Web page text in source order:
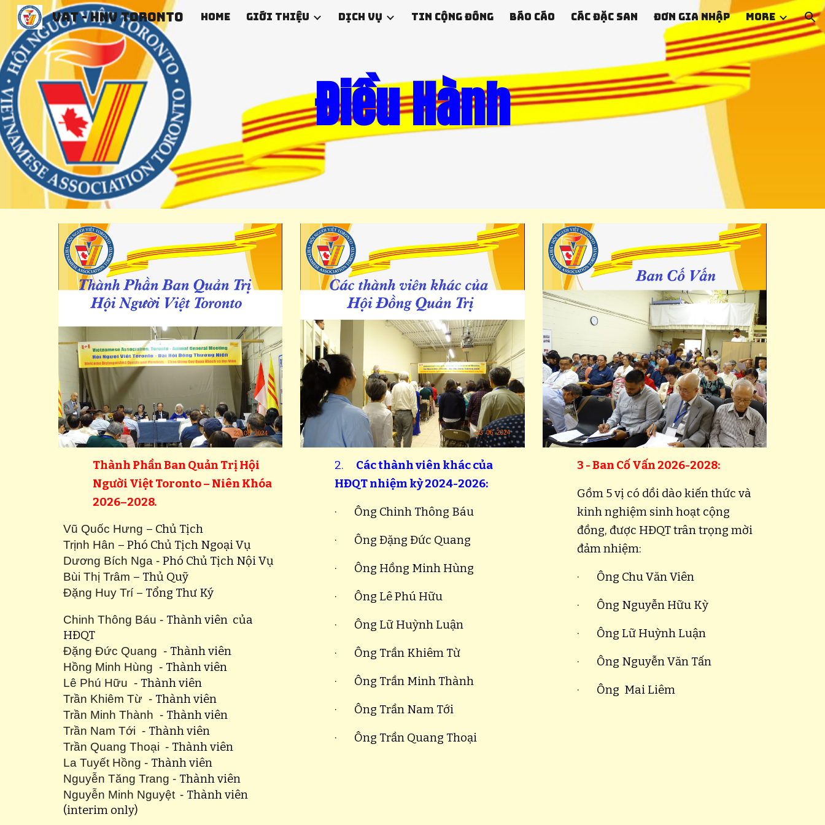
Skip to main content Skip to navigation
VAT - hnv toronto Home Giới thiệu Dịch Vụ Tin Cộng Đồng Báo Cáo Các Đặc san Đơn Gia Nhập More
Điều Hành
Thành Phần Ban Quản Trị Hội
Người Việt Toronto – Niên Khóa
2026–2028.
Vũ Quốc Hưng – Chủ Tịch
Trịnh Hân – Phó Chủ Tịch Ngoại Vụ
Dương Bích Nga - Phó Chủ Tịch Nội Vụ
Bùi Thị Trâm – Thủ Quỹ
Đặng Huy Trí – Tổng Thư Ký
Chinh Thông Báu - Thành viên của
HĐQT
Đặng Đức Quang - Thành viên
Hồng Minh Hùng - Thành viên
Lê Phú Hữu - Thành viên
Trần Khiêm Từ - Thành viên
Trần Minh Thành - Thành viên
Trần Nam Tới - Thành viên
Trần Quang Thoại - Thành viên
La Tuyết Hồng - Thành viên
Nguyễn Tăng Trang - Thành viên
Nguyễn Minh Nguyệt - Thành viên
(interim only)
2. Các thành viên khác của
HĐQT nhiệm kỳ 2024-2026:
· Ông Chinh Thông Báu
· Ông Đặng Đức Quang
· Ông Hồng Minh Hùng
· Ông Lê Phú Hữu
· Ông Lữ Huỳnh Luận
· Ông Trần Khiêm Từ
· Ông Trần Minh Thành
· Ông Trần Nam Tới
· Ông Trần Quang Thoại
3 -Ban Cố Vấn 2026-2028:
Gồm 5 vị có dồi dào kiến thức và
kinh nghiệm sinh hoạt cộng
đồng, được HĐQT trân trọng mời
đảm nhiệm:
· Ông Chu Văn Viên
· Ông Nguyễn Hữu Kỳ
· Ông Lữ Huỳnh Luận
· Ông Nguyễn Văn Tấn
· Ông Mai Liêm